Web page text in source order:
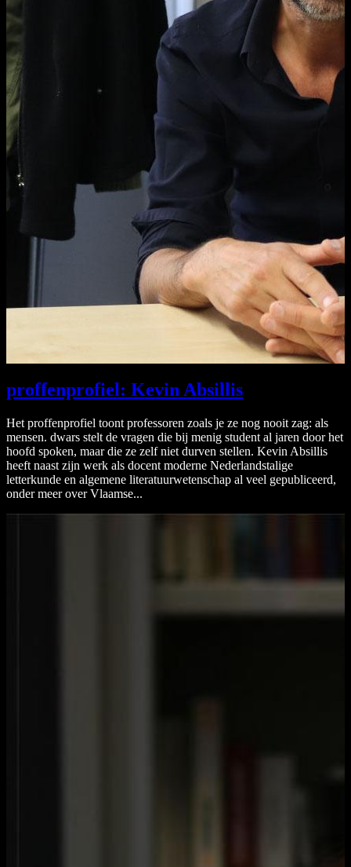
proffenprofiel: Kevin Absillis
Het proffenprofiel toont professoren zoals je ze nog nooit zag: als
mensen. dwars stelt de vragen die bij menig student al jaren door het
hoofd spoken, maar die ze zelf niet durven stellen. Kevin Absillis
heeft naast zijn werk als docent moderne Nederlandstalige
letterkunde en algemene literatuurwetenschap al veel gepubliceerd,
onder meer over Vlaamse...